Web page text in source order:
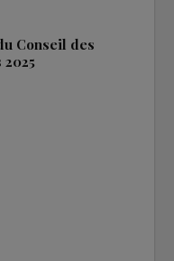
Conseil des